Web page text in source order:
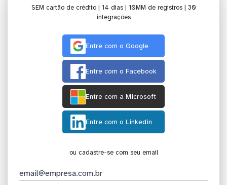
SEM cartão de crédito | 14 dias | 10MM de registros | 30
integrações
Entre com o Google
Entre com o Facebook
Entre com a Microsoft
Entre com o Linkedin
ou cadastre-se com seu email